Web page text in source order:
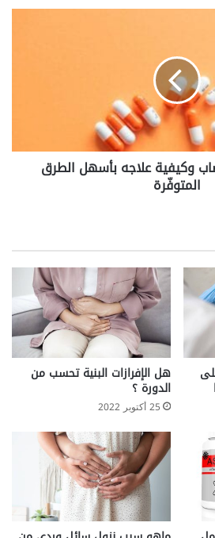
وكيفية علاجه بأسهل الطرق
المتوفّرة
هل الإفرازات البنية تحسب من
الدورة ؟
25 أكتوبر 2022